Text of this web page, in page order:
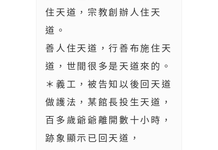
住天道，宗教創辦人住天
道。
善人住天道，行善布施住天
道，世間很多是天道來的。
＊義工，被告知以後回天道
做護法，某館長投生天道，
百多歲爺爺離開數十小時，
跡象顯示已回天道，